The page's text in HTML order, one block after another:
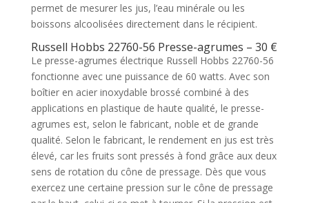
permet de mesurer les jus, l’eau minérale ou les
boissons alcoolisées directement dans le récipient.
Russell Hobbs 22760-56 Presse-agrumes – 30 €
Le presse-agrumes électrique Russell Hobbs 22760-56
fonctionne avec une puissance de 60 watts. Avec son
boîtier en acier inoxydable brossé combiné à des
applications en plastique de haute qualité, le presse-
agrumes est, selon le fabricant, noble et de grande
qualité. Selon le fabricant, le rendement en jus est très
élevé, car les fruits sont pressés à fond grâce aux deux
sens de rotation du cône de pressage. Dès que vous
exercez une certaine pression sur le cône de pressage